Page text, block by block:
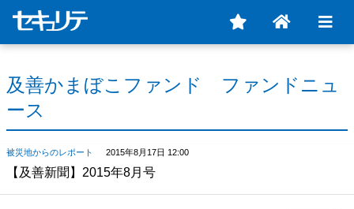
及善かまぼこファンド ファンドニュ
ース
被災地からのレポート 2015年8月17日 12:00
【及善新聞】2015年8月号